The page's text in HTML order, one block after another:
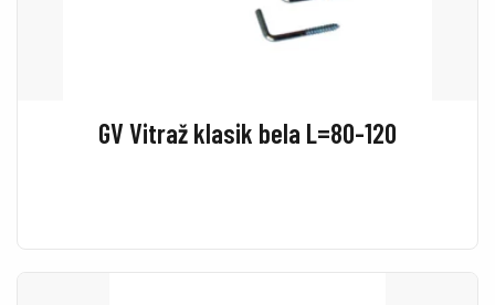
GV Vitraž klasik bela L=80-120